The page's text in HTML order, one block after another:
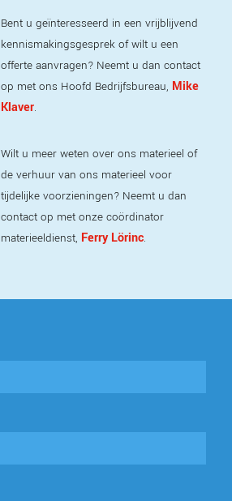
Bent u geïnteresseerd in een vrijblijvend
kennismakingsgesprek of wilt u een
offerte aanvragen? Neemt u dan contact
op met ons Hoofd Bedrijfsbureau, Mike
Klaver.
Wilt u meer weten over ons materieel of
de verhuur van ons materieel voor
tijdelijke voorzieningen? Neemt u dan
contact op met onze coördinator
materieeldienst, Ferry Lörinc.